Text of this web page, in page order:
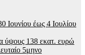
έως 4 Ιουλίου
ύψους 138 εκατ. ευρώ
5μηνο